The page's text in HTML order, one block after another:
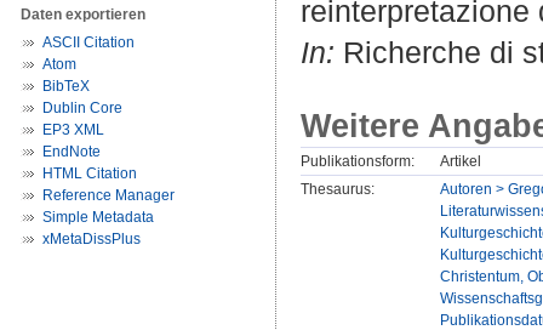
Daten exportieren
ASCII Citation
Atom
BibTeX
Dublin Core
EP3 XML
EndNote
HTML Citation
Reference Manager
Simple Metadata
xMetaDissPlus
reinterpretazione
In: Richerche di
Weitere
Publikationsform:
Artikel
Thesaurus:
Autoren >
Christentum,